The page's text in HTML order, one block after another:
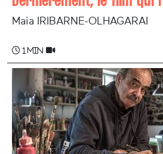
Maia IRIBARNE-OLHAGARAI
1 min